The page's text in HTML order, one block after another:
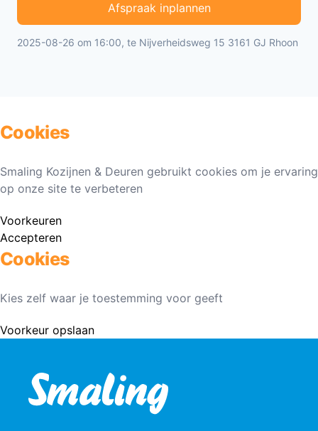
Afspraak inplannen
2025-08-26 om 16:00, te Nijverheidsweg 15 3161 GJ Rhoon
Cookies
Smaling Kozijnen & Deuren gebruikt cookies om je ervaring
op onze site te verbeteren
Voorkeuren
Accepteren
Cookies
Kies zelf waar je toestemming voor geeft
Voorkeur opslaan